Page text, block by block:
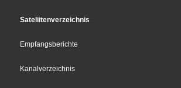
Sateliitenverzeichnis
Empfangsberichte
Kanalverzeichnis